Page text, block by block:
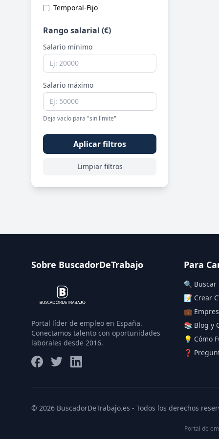
Temporal-Fijo
Rango salarial (€)
Salario mínimo
Salario máximo
Deja vacío para "sin límite"
Aplicar filtros
Limpiar filtros
Sobre BuscadorDeTrabajo
Portal líder de empleo en España.
Conectamos talento con oportunidades
laborales desde 2016.
Para
🔍 Buscar
📝 Crear
💼
📚 Blog y
💡 Cómo
❓
© 2026 BuscadorDeTrabajo.es - Todos los derechos
Portal de